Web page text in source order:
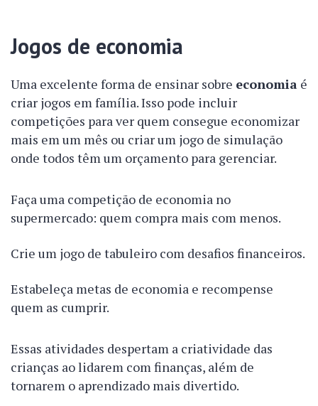
Jogos de economia
Uma excelente forma de ensinar sobre economia é
criar jogos em família. Isso pode incluir
competições para ver quem consegue economizar
mais em um mês ou criar um jogo de simulação
onde todos têm um orçamento para gerenciar.
Faça uma competição de economia no
supermercado: quem compra mais com menos.
Crie um jogo de tabuleiro com desafios financeiros.
Estabeleça metas de economia e recompense
quem as cumprir.
Essas atividades despertam a criatividade das
crianças ao lidarem com finanças, além de
tornarem o aprendizado mais divertido.